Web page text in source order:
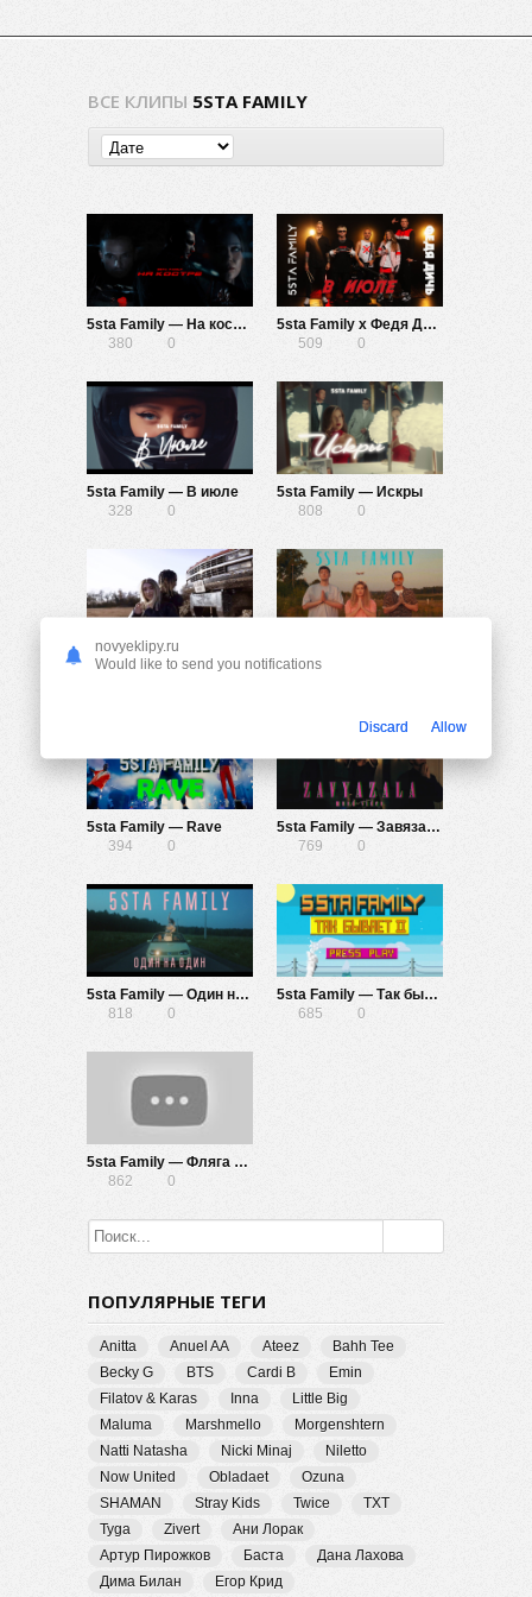
ВСЕ КЛИПЫ 5STA FAMILY
5sta Family — На костре
380
0
5sta Family x Федя Дичь — В июле (Bandplay Video)
509
0
5sta Family — В июле
328
0
5sta Family — Искры
808
0
Lil Krystalll ft. Лоя (5sta Family) — Я буду
5sta Family — Rave
394
0
5sta Family — Завязала
769
0
5sta Family — Один на один
818
0
5sta Family — Так бывает II
685
0
5sta Family — Фляга свистит
862
0
ПОПУЛЯРНЫЕ ТЕГИ
Anitta Anuel AA Ateez
Bahh Tee
Becky G
BTS Cardi B
Emin
Filatov & Karas
Inna
Little Big
Maluma
Marshmello
Morgenshtern
Natti Natasha
Nicki Minaj
Niletto
Now United
Obladaet
Ozuna
SHAMAN
Stray Kids Twice
TXT
Tyga
Zivert
Ани Лорак
Артур Пирожков
Баста
Дана Лахова
Дима Билан
Егор Крид
novyeklipy.ru
Would like to send you notifications
Discard Allow